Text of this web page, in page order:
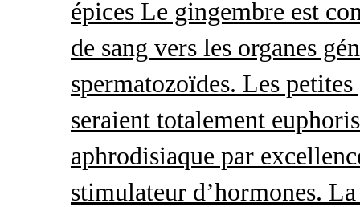
épices Le gingembre est
de sang vers les organes
spermatozoïdes. Les
seraient totalement
aphrodisiaque par
stimulateur d’hormones.